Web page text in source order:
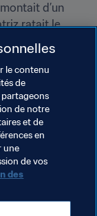
d’un
ratait le
(85’). Comme il
de
au pied du
le contenu
de
de notre
et de
en
une
de vos
des